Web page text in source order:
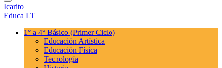
Icarito
Educa LT
1° a 4° Básico (Primer Ciclo)
Educación Artística
Educación Física
Tecnología